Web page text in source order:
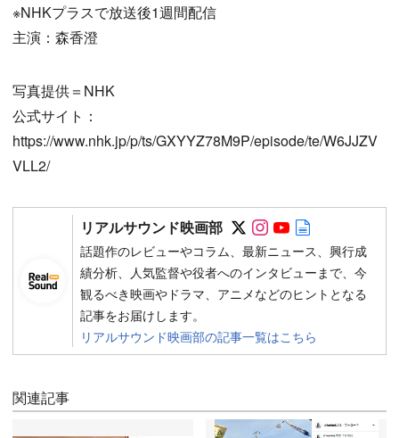
※NHKプラスで放送後1週間配信
主演：森香澄
写真提供＝NHK
公式サイト：
https://www.nhk.jp/p/ts/GXYYZ78M9P/episode/te/W6JJZV
VLL2/
リアルサウンド映画部 Follow on SNS
Follow on SNS
Follow on
話題作のレビューやコラム、最新ニュース、興行成
績分析、人気監督や役者へのインタビューまで、今
観るべき映画やドラマ、アニメなどのヒントとなる
記事をお届けします。
リアルサウンド映画部の記事一覧はこちら
関連記事